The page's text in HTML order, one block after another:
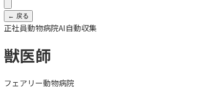
← 戻る
正社員動物病院AI自動収集
獣医師
フェアリー動物病院